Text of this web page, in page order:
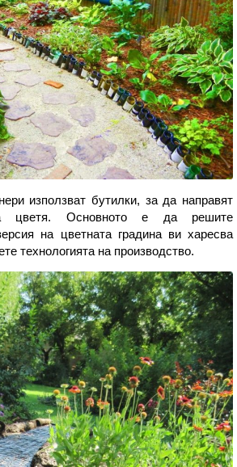
използват бутилки, за да направят
цветя. Основното е да решите
на цветната градина ви харесва
технологията на производство.